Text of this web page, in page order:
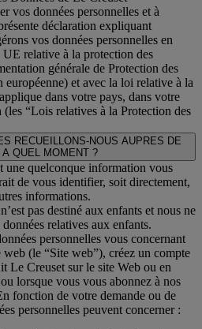
vos données personnelles et à
déclaration expliquant
vos données personnelles en
relative à la protection des
générale de Protection des
et avec la loi relative à la
dans votre pays, dans votre
“Lois relatives à la Protection des
RECUEILLONS-NOUS AUPRES DE
QUEL MOMENT ?
une quelconque information vous
de vous identifier, soit directement,
informations.
pas destiné aux enfants et nous ne
relatives aux enfants.
personnelles vous concernant
(le “Site web”), créez un compte
Le Creuset sur le site Web ou en
lorsque vous vous abonnez à nos
fonction de votre demande ou de
personnelles peuvent concerner :